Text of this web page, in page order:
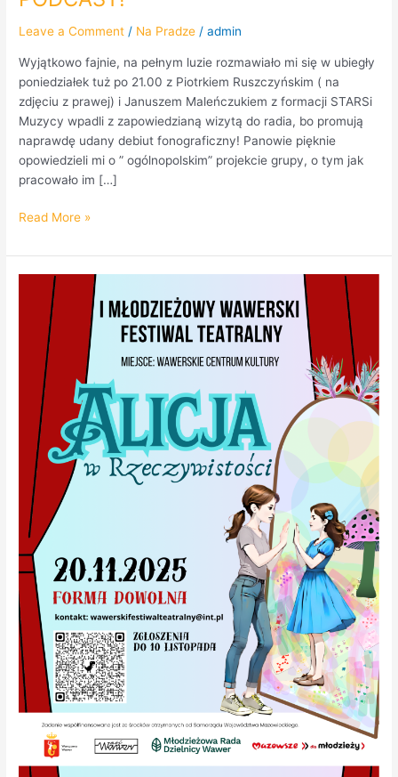
Leave a Comment / Na Pradze /admin
Wyjątkowo fajnie, na pełnym luzie rozmawiało mi się w ubiegły
poniedziałek tuż po 21.00 z Piotrkiem Ruszczyńskim ( na
zdjęciu z prawej) i Januszem Maleńczukiem z formacji STARSi
Muzycy wpadli z zapowiedzianą wizytą do radia, bo promują
naprawdę udany debiut fonograficzny! Panowie pięknie
opowiedzieli mi o ” ogólnopolskim” projekcie grupy, o tym jak
pracowało im […]
Read More »
Praga
partnerem
Pierwszego
Młodzieżowego
Wawerskiego
Festiwalu
Teatralnego.